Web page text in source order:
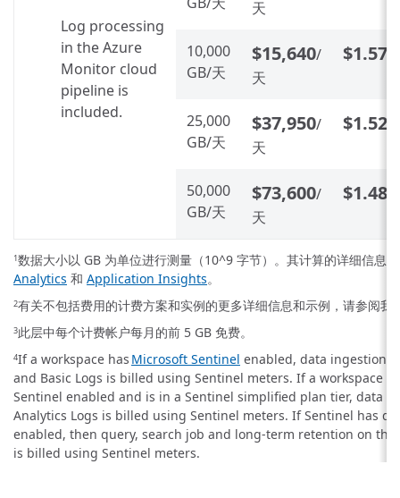
Log processing
in the Azure
Monitor cloud
pipeline is
included.
天
10,000
GB/天
$15,640/
天
$1.57
25,000
GB/天
$37,950/
天
$1.52
50,000
GB/天
$73,600/
天
$1.48
1数据大小以 GB 为单位进行测量（10^9 字节）。其计算的详细信息
Analytics 和 Application Insights。
2有关不包括费用的计费方案和实例的更多详细信息和示例，请参阅我
3此层中每个计费帐户每月的前 5 GB 免费。
4If a workspace has Microsoft Sentinel enabled, data ingestion
and Basic Logs is billed using Sentinel meters. If a workspace
Sentinel enabled and is in a Sentinel simplified plan tier, data
Analytics Logs is billed using Sentinel meters. If Sentinel has
enabled, then query, search job and long-term retention on the
is billed using Sentinel meters.